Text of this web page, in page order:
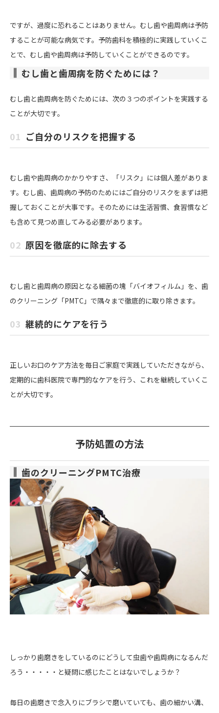
ですが、過度に恐れることはありません。むし歯や歯周病は予防
することが可能な病気です。予防歯科を積極的に実践していくこ
とで、むし歯や歯周病は予防していくことができるのです。
むし歯と歯周病を防ぐためには？
むし歯と歯周病を防ぐためには、次の３つのポイントを実践する
ことが大切です。
01 ご自分のリスクを把握する
むし歯や歯周病のかかりやすさ、「リスク」には個人差がありま
す。むし歯、歯周病の予防のためにはご自分のリスクをまずは把
握しておくことが大事です。そのためには生活習慣、食習慣など
も含めて見つめ直してみる必要があります。
02 原因を徹底的に除去する
むし歯と歯周病の原因となる細菌の塊「バイオフィルム」を、歯
のクリーニング「PMTC」で隅々まで徹底的に取り除きます。
03 継続的にケアを行う
正しいお口のケア方法を毎日ご家庭で実践していただきながら、
定期的に歯科医院で専門的なケアを行う、これを継続していくこ
とが大切です。
予防処置の方法
歯のクリーニングPMTC治療
しっかり歯磨きをしているのにどうして虫歯や歯周病になるんだ
ろう・・・・・と疑問に感じたことはないでしょうか？
毎日の歯磨きで念入りにブラシで磨いていても、歯の細かい溝、